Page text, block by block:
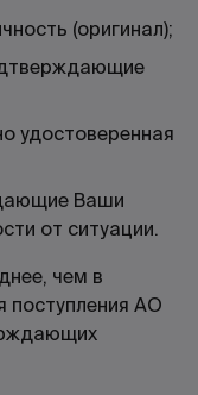
(оригинал);
удостоверенная
Ваши
от ситуации.
чем в
поступления АО